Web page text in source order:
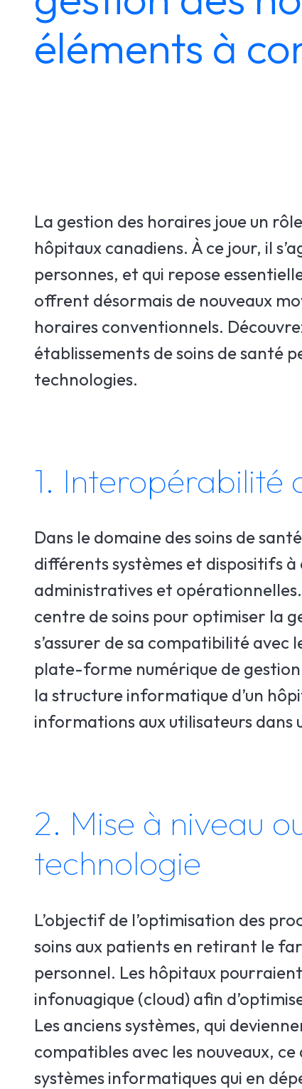
éléments à
La gestion des horaires joue un
hôpitaux canadiens. À ce jour, il
personnes, et qui repose
offrent désormais de nouveaux
horaires conventionnels.
établissements de soins de santé
technologies.
1. Interopérabilité
Dans le domaine des soins de
différents systèmes et dispositifs
administratives et
centre de soins pour optimiser la
s’assurer de sa compatibilité avec
plate-forme numérique de
la structure informatique d’un
informations aux utilisateurs
2. Mise à niveau
technologie
L’objectif de l’optimisation des
soins aux patients en retirant le
personnel. Les hôpitaux
infonuagique (cloud) afin
Les anciens systèmes, qui
compatibles avec les nouveaux,
systèmes informatiques qui en